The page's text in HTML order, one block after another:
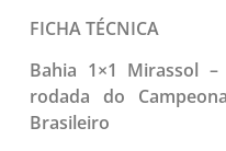
FICHA TÉCNICA
Bahia 1×1 Mirassol –
rodada do
Brasileiro